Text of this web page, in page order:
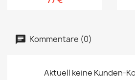
Kommentare (0)
Aktuell keine Kunden-